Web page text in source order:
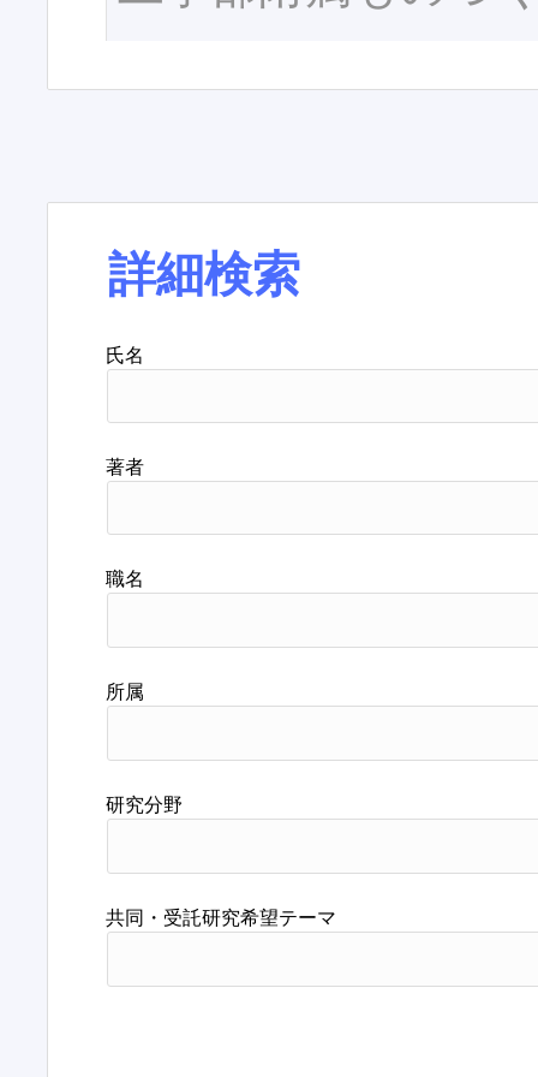
詳細検索
氏名
著者
職名
所属
研究分野
共同・受託研究希望テーマ